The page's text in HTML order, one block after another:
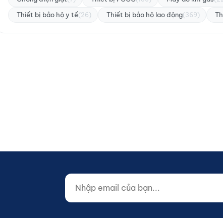
Thiết bị bảo hộ y tế(26) Thiết bị bảo hộ lao động(369)
Nhập email của bạn...
Website (do not fill)